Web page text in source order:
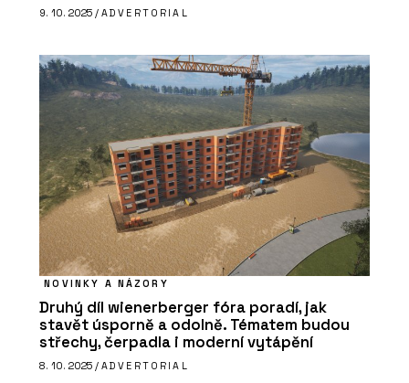
9. 10. 2025 / ADVERTORIAL
NOVINKY A NÁZORY
Druhý díl wienerberger fóra poradí, jak
stavět úsporně a odolně. Tématem budou
střechy, čerpadla i moderní vytápění
8. 10. 2025 / ADVERTORIAL